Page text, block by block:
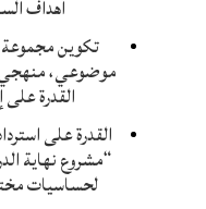
أهداف
تكوين
موضوعي،
القدرة
القدرة على
“مشروع نهاية
لحساسيات